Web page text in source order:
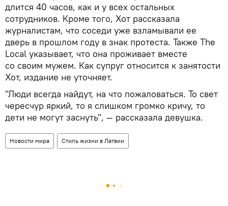
длится 40 часов, как и у всех остальных
сотрудников. Кроме того, Хот рассказала
журналистам, что соседи уже взламывали ее
дверь в прошлом году в знак протеста. Также The
Local указывает, что она проживает вместе
со своим мужем. Как супруг относится к занятости
Хот, издание не уточняет.
"Люди всегда найдут, на что пожаловаться. То свет
чересчур яркий, то я слишком громко кричу, то
дети не могут заснуть", — рассказала девушка.
Новости мира Стиль жизни в Латвии